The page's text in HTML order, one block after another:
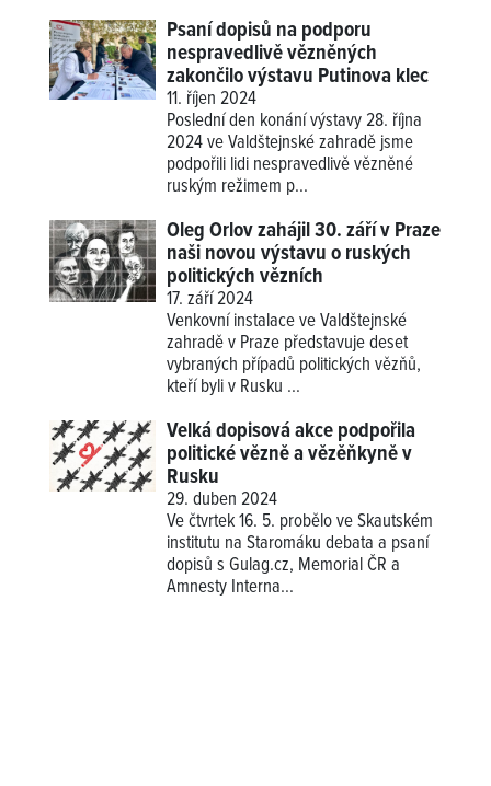
Psaní dopisů na podporu
nespravedlivě vězněných
zakončilo výstavu Putinova klec
11. říjen 2024
Poslední den konání výstavy 28. října
2024 ve Valdštejnské zahradě jsme
podpořili lidi nespravedlivě vězněné
ruským režimem p...
Oleg Orlov zahájil 30. září v Praze
naši novou výstavu o ruských
politických vězních
17. září 2024
Venkovní instalace ve Valdštejnské
zahradě v Praze představuje deset
vybraných případů politických vězňů,
kteří byli v Rusku ...
Velká dopisová akce podpořila
politické vězně a vězěňkyně v
Rusku
29. duben 2024
Ve čtvrtek 16. 5. probělo ve Skautském
institutu na Staromáku debata a psaní
dopisů s Gulag.cz, Memorial ČR a
Amnesty Interna...